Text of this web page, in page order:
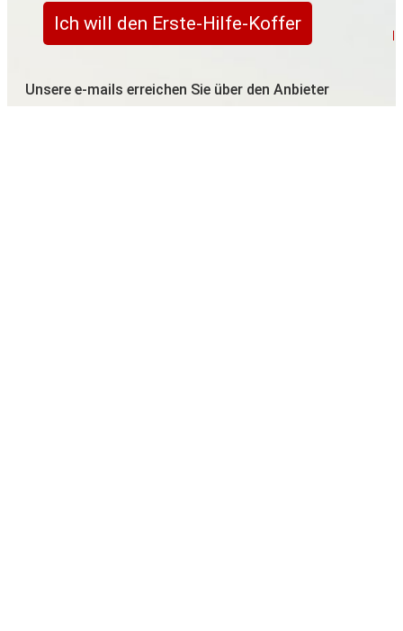
Ich will den Erste-Hilfe-Koffer
Unsere e-mails erreichen Sie über den Anbieter